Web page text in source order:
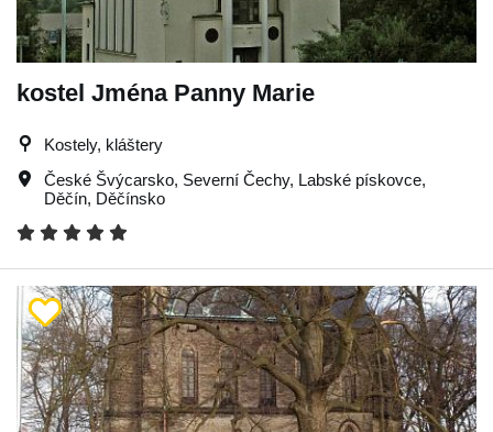
kostel Jména Panny Marie
Kostely, kláštery
České Švýcarsko, Severní Čechy, Labské pískovce,
Děčín, Děčínsko